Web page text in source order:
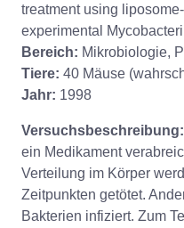
treatment using
experimental
Bereich: Mikrobiologie,
Tiere: 40 Mäuse
Jahr: 1998
Versuchsbeschreibung:
ein Medikament
Verteilung im Körper
Zeitpunkten getötet.
Bakterien infiziert. Zum